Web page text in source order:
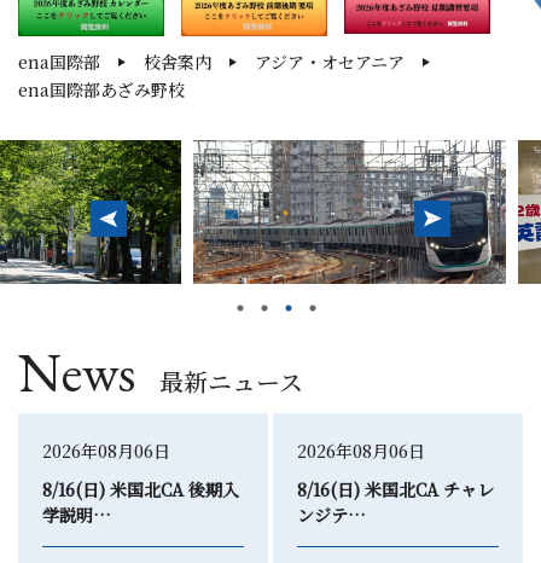
ena国際部 校舎案内
アジア・オセアニア
ena国際部あざみ野校
News 最新ニュース
2026年08月06日
8/16(日) 米国北CA 後期入
学説明…
2026年08月06日
8/16(日) 米国北CA チャレ
ンジテ…